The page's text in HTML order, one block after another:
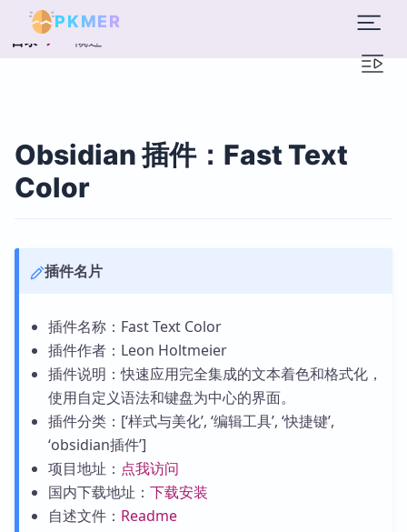
PKMER
目录 概述
Obsidian 插件：Fast Text
Color
插件名片
插件名称：Fast Text Color
插件作者：Leon Holtmeier
插件说明：快速应用完全集成的文本着色和格式化，
使用自定义语法和键盘为中心的界面。
插件分类：[‘样式与美化’, ‘编辑工具’, ‘快捷键’,
‘obsidian插件’]
项目地址： 点我访问
国内下载地址： 下载安装
自述文件： Readme